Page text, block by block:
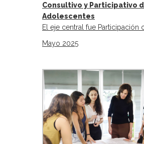
Consultivo y Participativo
Adolescentes
El eje central fue Participación
Mayo 2025